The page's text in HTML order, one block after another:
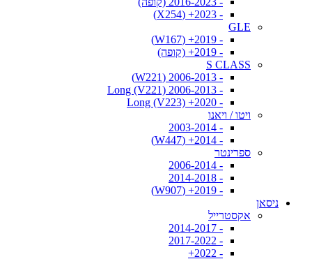
- 2023+ (X254)
GLE
- 2019+ (W167)
- 2019+ (קופה)
S CLASS
- 2006-2013 (W221)
- 2006-2013 Long (V221)
- 2020+ Long (V223)
ויטו / ויאנו
- 2003-2014
- 2014+ (W447)
ספרינטר
- 2006-2014
- 2014-2018
- 2019+ (W907)
ניסאן
אקסטרייל
- 2014-2017
- 2017-2022
- 2022+